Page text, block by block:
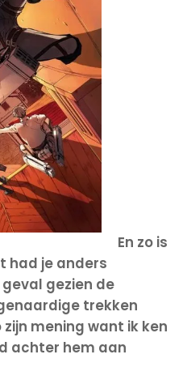
En zo is
had je anders
gezien de
trekken
mening want ik ken
achter hem aan